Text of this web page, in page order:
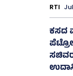
RTI
ಕಸದ